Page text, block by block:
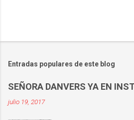
Entradas populares de este blog
SEÑORA DANVERS YA EN
julio 19, 2017